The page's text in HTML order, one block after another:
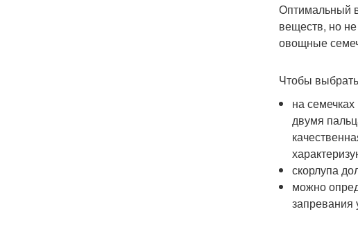
Оптимальный
веществ, но
овощные
Чтобы
на
двумя
скорлупа
можно
запревания